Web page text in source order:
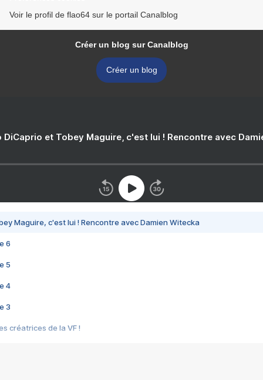
Voir le profil de flao64 sur le portail Canalblog
Créer un blog sur Canalblog
Créer un blog
DiCaprio et Tobey Maguire, c'est lui ! Rencontre avec
Maguire, c'est lui ! Rencontre avec Damien Witecka
6
5
4
3
créatrices de la VF !